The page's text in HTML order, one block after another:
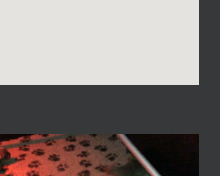
Videospeler